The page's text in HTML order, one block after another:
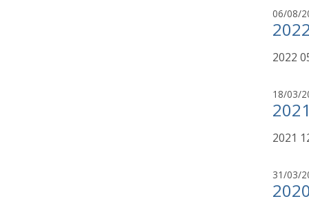
06/08/
2022
18/03/
2021
31/03/